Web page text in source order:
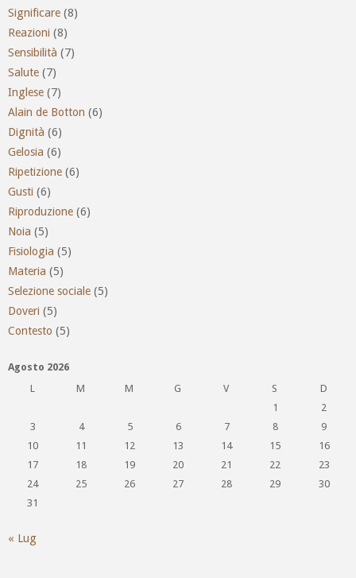
Significare (8)
Reazioni (8)
Sensibilità (7)
Salute (7)
Inglese (7)
Alain de Botton (6)
Dignità (6)
Gelosia (6)
Ripetizione (6)
Gusti (6)
Riproduzione (6)
Noia (5)
Fisiologia (5)
Materia (5)
Selezione sociale (5)
Doveri (5)
Contesto (5)
Agosto 2026
L
M M G V S
D
1
2
3
4 5 6 7 8
9
10
11 12 13 14 15
16
17
18 19 20 21 22
23
24
25 26 27 28 29
30
31
« Lug